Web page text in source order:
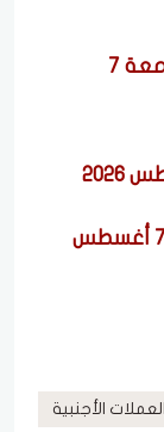
أسعار الخضراوات والفاكهة اليوم الجمعة 7
أسعار اللحوم الحمراء اليوم الجمعة 7 أغسطس
الأجنبية